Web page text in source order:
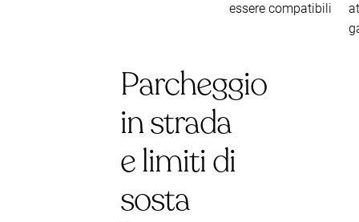
essere compatibili
Parcheggio
in strada
e limiti di
sosta